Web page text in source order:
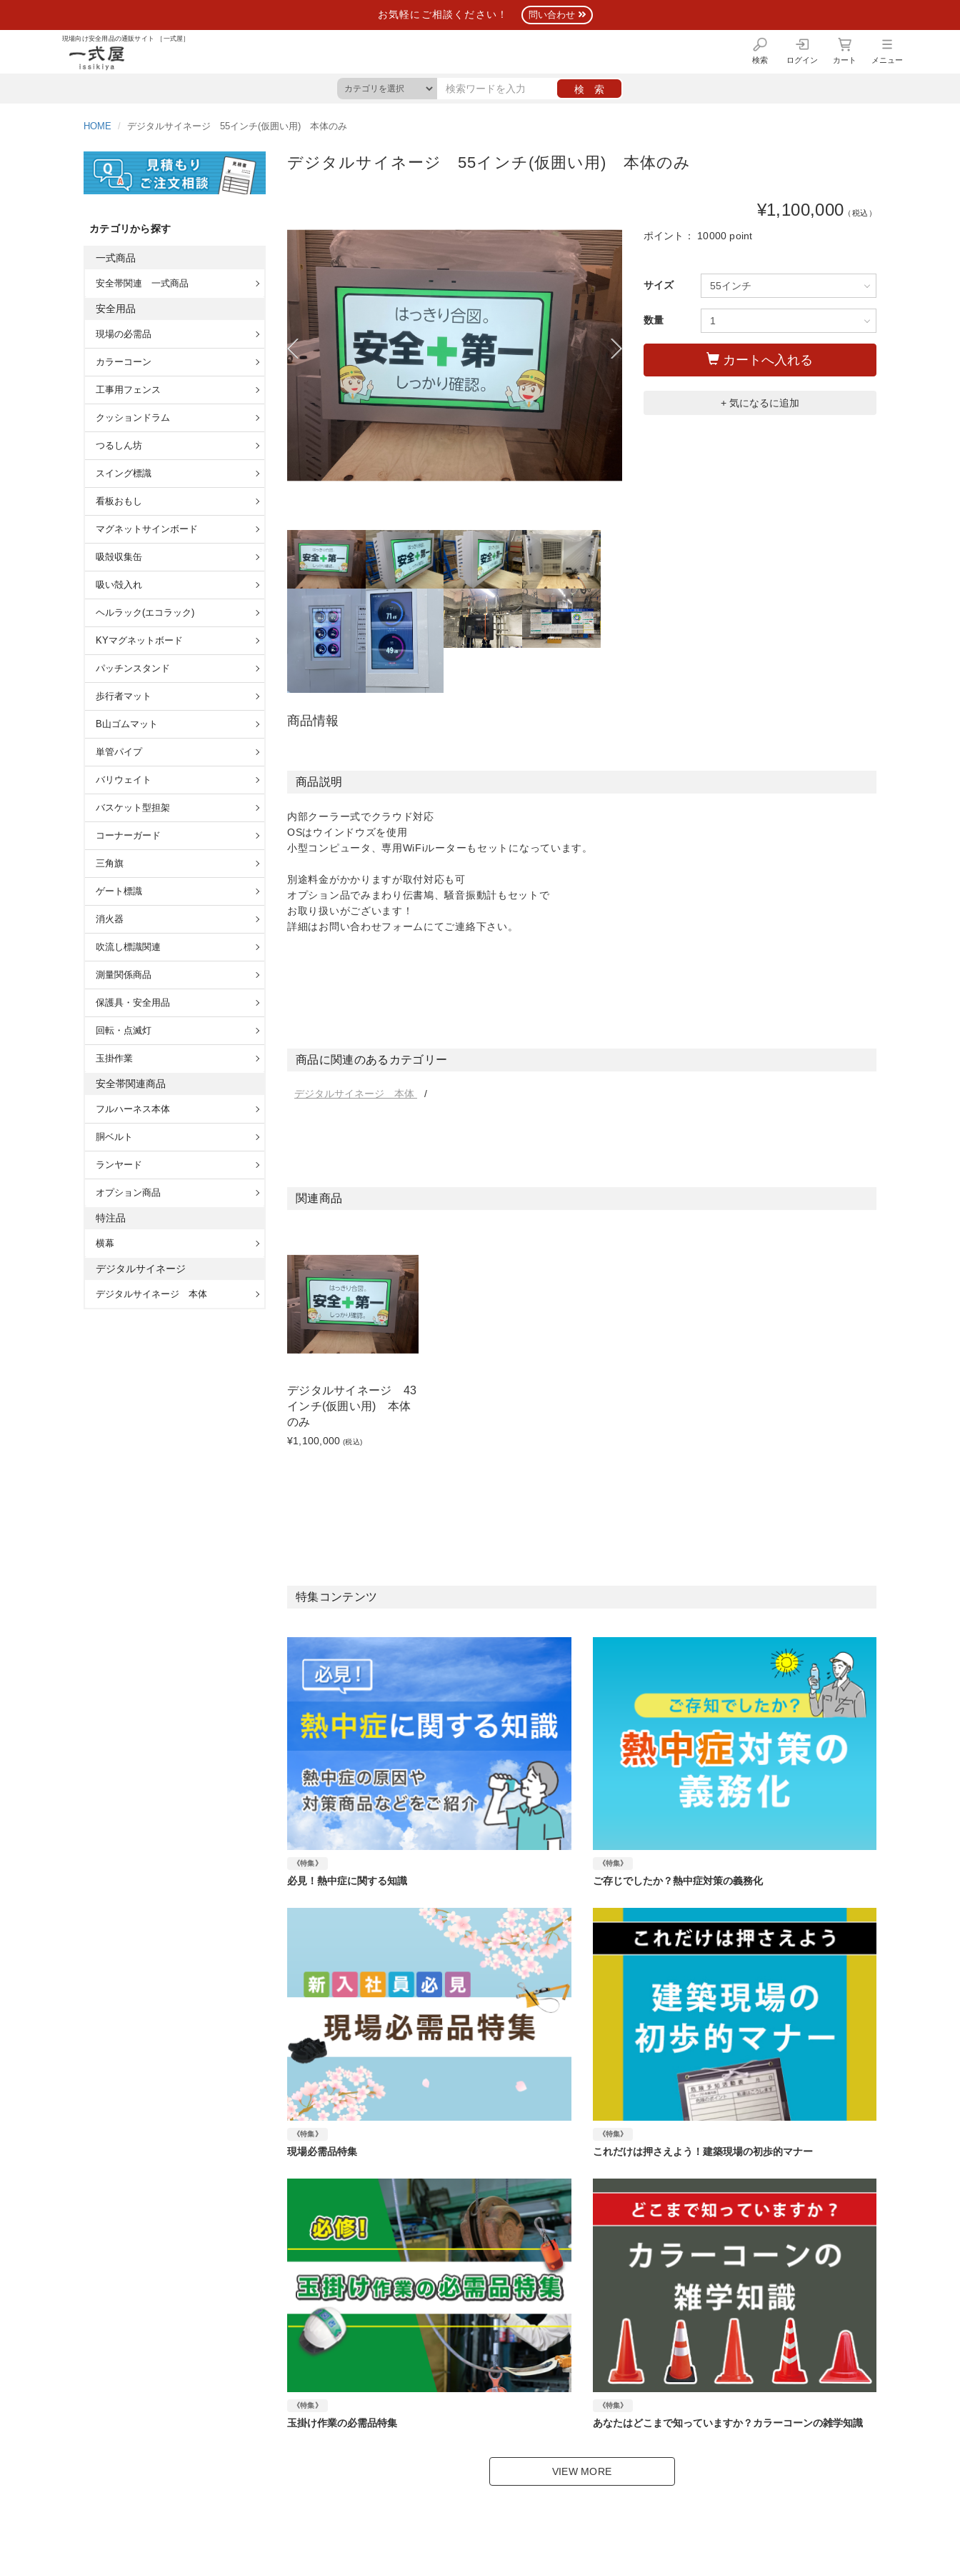
お気軽にご相談ください！ 問い合わせ
現場向け安全用品の通販サイト ［一式屋］
検索 ログイン カート メニュー
HOME デジタルサイネージ 55インチ(仮囲い用) 本体のみ
デジタルサイネージ 55インチ(仮囲い用) 本体のみ
¥1,100,000 （税込）
ポイント： 10000 point
サイズ
数量
カートへ入れる
+ 気になるに追加
商品情報
商品説明
内部クーラー式でクラウド対応
OSはウインドウズを使用
小型コンピュータ、専用WiFiルーターもセットになっています。
別途料金がかかりますが取付対応も可
オプション品でみまわり伝書鳩、騒音振動計もセットで
お取り扱いがございます！
詳細はお問い合わせフォームにてご連絡下さい。
商品に関連のあるカテゴリー
デジタルサイネージ 本体
関連商品
デジタルサイネージ 43
インチ(仮囲い用) 本体
のみ
¥1,100,000 (税込)
特集コンテンツ
《特集》
必見！熱中症に関する知識
《特集》
ご存じでしたか？熱中症対策の義務化
《特集》
現場必需品特集
《特集》
これだけは押さえよう！建築現場の初歩的マナー
《特集》
玉掛け作業の必需品特集
《特集》
あなたはどこまで知っていますか？カラーコーンの雑学知識
VIEW MORE
カテゴリから探す
一式商品
安全帯関連 一式商品
安全用品
現場の必需品
カラーコーン
工事用フェンス
クッションドラム
つるしん坊
スイング標識
看板おもし
マグネットサインボード
吸殻収集缶
吸い殻入れ
ヘルラック(エコラック)
KYマグネットボード
パッチンスタンド
歩行者マット
B山ゴムマット
単管パイプ
バリウェイト
バスケット型担架
コーナーガード
三角旗
ゲート標識
消火器
吹流し標識関連
測量関係商品
保護具・安全用品
回転・点滅灯
玉掛作業
安全帯関連商品
フルハーネス本体
胴ベルト
ランヤード
オプション商品
特注品
横幕
デジタルサイネージ
デジタルサイネージ 本体